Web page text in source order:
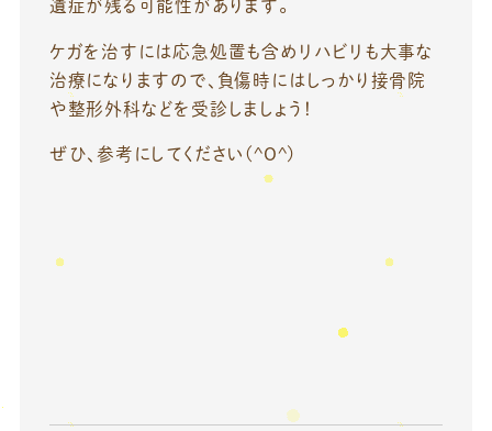
遺症が残る可能性があります。
ケガを治すには応急処置も含めリハビリも大事な
治療になりますので、負傷時にはしっかり接骨院
や整形外科などを受診しましょう！
ぜひ、参考にしてください(^O^)